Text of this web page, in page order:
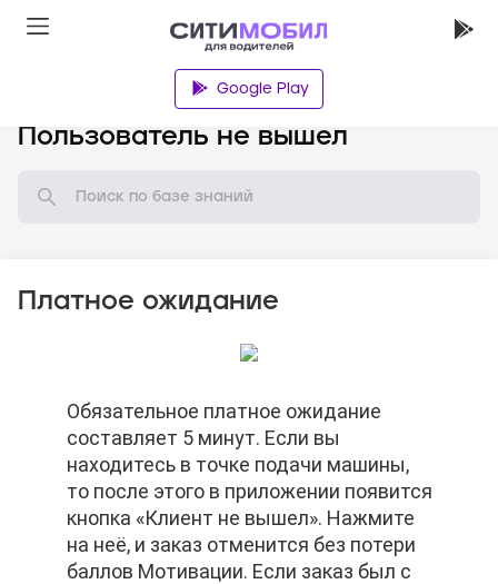
Google Play
Пользователь не вышел
Платное ожидание
Обязательное платное ожидание
составляет 5 минут. Если вы
находитесь в точке подачи машины,
то после этого в приложении появится
кнопка «Клиент не вышел». Нажмите
на неё, и заказ отменится без потери
баллов Мотивации. Если заказ был с
Обязательное платное ожидание
составляет 5 минут. Если вы
находитесь в точке подачи машины,
то после этого в приложении появится
кнопка «Клиент не вышел». Нажмите
на неё, и заказ отменится без потери
баллов Мотивации. Если заказ был с
Обязательное платное ожидание
составляет 5 минут. Если вы
находитесь в точке подачи машины,
то после этого в приложении появится
кнопка «Клиент не вышел». Нажмите
на неё, и заказ отменится без потери
баллов Мотивации. Если заказ был с